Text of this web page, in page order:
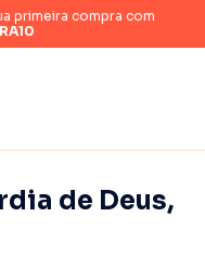
primeira compra com
de Deus,